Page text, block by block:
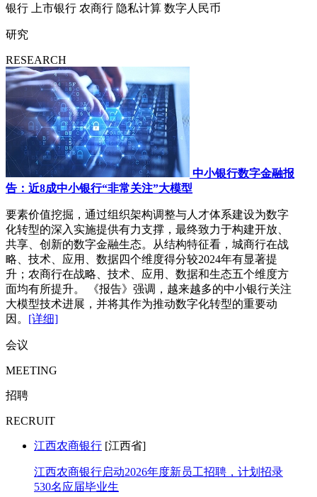
银行
上市银行 农商行 隐私计算 数字人民币
研究
RESEARCH
中小银行数字金融报
告：近8成中小银行“非常关注”大模型
要素价值挖掘，通过组织架构调整与人才体系建设为数字
化转型的深入实施提供有力支撑，最终致力于构建开放、
共享、创新的数字金融生态。从结构特征看，城商行在战
略、技术、应用、数据四个维度得分较2024年有显著提
升；农商行在战略、技术、应用、数据和生态五个维度方
面均有所提升。 《报告》强调，越来越多的中小银行关注
大模型技术进展，并将其作为推动数字化转型的重要动
因。 [详细]
会议
MEETING
招聘
RECRUIT
江西农商银行 [江西省]
江西农商银行启动2026年度新员工招聘，计划招录
530名应届毕业生